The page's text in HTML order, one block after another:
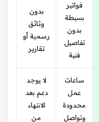
فواتير
بسيطة
بدون
تفاصيل
فنية
بدون
وثائق
رسمية أو
تقارير
ساعات
عمل
محدودة
وتواصل
لا يوجد
دعم بعد
الانتهاء
من